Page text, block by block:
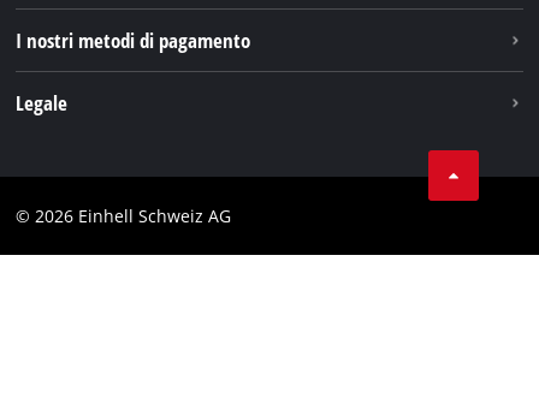
I nostri metodi di pagamento
Legale
Testata
© 2026 Einhell Schweiz AG